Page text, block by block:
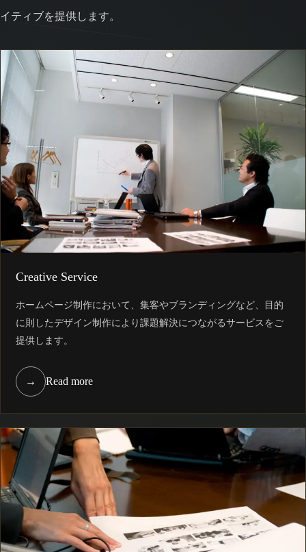
イティブを提供します。
Creative Service
ホームページ制作において、集客やブランディングなど、目的
に則したデザイン制作により課題解決につながるサービスをご
提供します。
→ Read more